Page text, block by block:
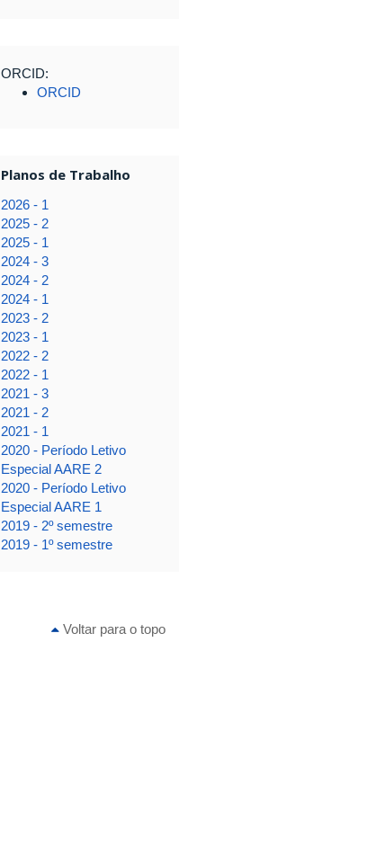
ORCID:
ORCID
Planos de Trabalho
2026 - 1
2025 - 2
2025 - 1
2024 - 3
2024 - 2
2024 - 1
2023 - 2
2023 - 1
2022 - 2
2022 - 1
2021 - 3
2021 - 2
2021 - 1
2020 - Período Letivo
Especial AARE 2
2020 - Período Letivo
Especial AARE 1
2019 - 2º semestre
2019 - 1º semestre
Voltar para o topo